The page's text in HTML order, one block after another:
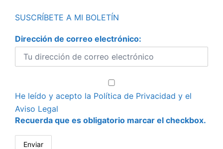
SUSCRÍBETE A MI BOLETÍN
Dirección de correo electrónico:
He leído y acepto la Política de Privacidad y el
Aviso Legal
Recuerda que es obligatorio marcar el checkbox.